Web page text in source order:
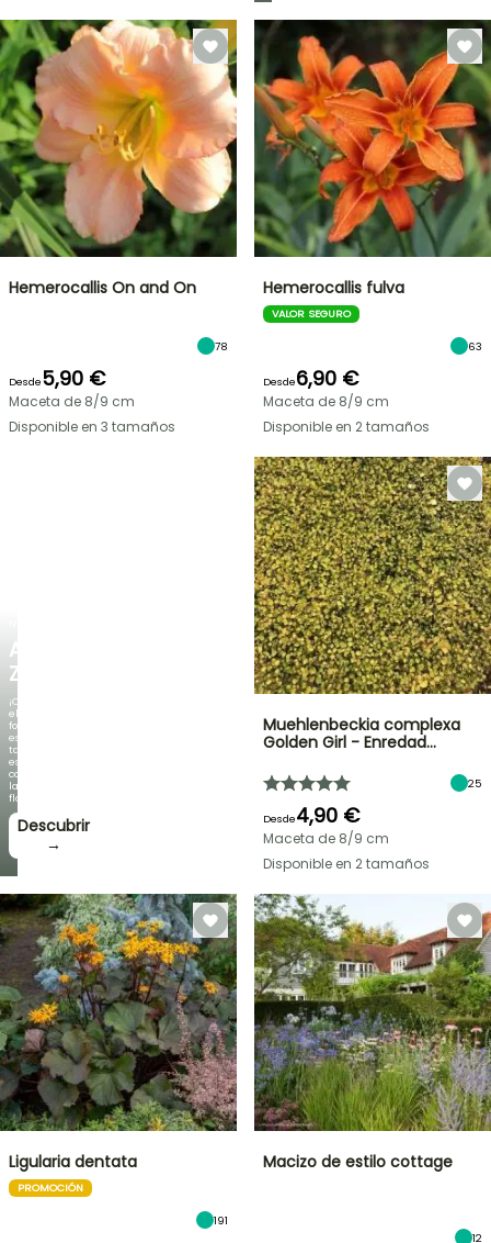
AGAPANTHUS
ZAMBEZI
¡Cuando
el
follaje
es
tan
espectacular
como
la
floración!
Descubrir
→
Hemerocallis On and On
78
Desde5,90 €
Maceta de 8/9 cm
Disponible en 3 tamaños
Hemerocallis fulva
VALOR SEGURO
63
Desde6,90 €
Maceta de 8/9 cm
Disponible en 2 tamaños
Muehlenbeckia complexa
Golden Girl - Enredad…
25
Desde4,90 €
Maceta de 8/9 cm
Disponible en 2 tamaños
Ligularia dentata
PROMOCIÓN
191
Macizo de estilo cottage
12